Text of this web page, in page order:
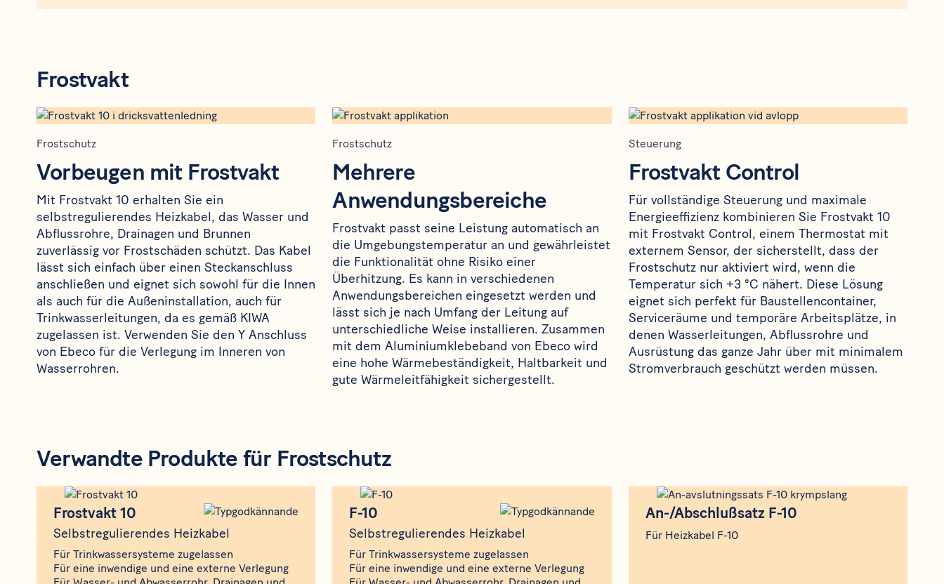
Frostvakt
Frostschutz
Vorbeugen mit Frostvakt
Mit Frostvakt 10 erhalten Sie ein
selbstregulierendes Heizkabel, das Wasser und
Abflussrohre, Drainagen und Brunnen
zuverlässig vor Frostschäden schützt. Das Kabel
lässt sich einfach über einen Steckanschluss
anschließen und eignet sich sowohl für die Innen
als auch für die Außeninstallation, auch für
Trinkwasserleitungen, da es gemäß KIWA
zugelassen ist. Verwenden Sie den Y Anschluss
von Ebeco für die Verlegung im Inneren von
Wasserrohren.
Frostschutz
Mehrere
Anwendungsbereiche
Frostvakt passt seine Leistung automatisch an
die Umgebungstemperatur an und gewährleistet
die Funktionalität ohne Risiko einer
Überhitzung. Es kann in verschiedenen
Anwendungsbereichen eingesetzt werden und
lässt sich je nach Umfang der Leitung auf
unterschiedliche Weise installieren. Zusammen
mit dem Aluminiumklebeband von Ebeco wird
eine hohe Wärmebeständigkeit, Haltbarkeit und
gute Wärmeleitfähigkeit sichergestellt.
Steuerung
Frostvakt Control
Für vollständige Steuerung und maximale
Energieeffizienz kombinieren Sie Frostvakt 10
mit Frostvakt Control, einem Thermostat mit
externem Sensor, der sicherstellt, dass der
Frostschutz nur aktiviert wird, wenn die
Temperatur sich +3 °C nähert. Diese Lösung
eignet sich perfekt für Baustellencontainer,
Serviceräume und temporäre Arbeitsplätze, in
denen Wasserleitungen, Abflussrohre und
Ausrüstung das ganze Jahr über mit minimalem
Stromverbrauch geschützt werden müssen.
Verwandte Produkte für Frostschutz
Produkt
Frostvakt 10
Selbstregulierendes Heizkabel
Für Trinkwassersysteme zugelassen
Für eine inwendige und eine externe Verlegung
Frostvakt 10 Produkt
F-10
Selbstregulierendes Heizkabel
Für Trinkwassersysteme zugelassen
Für eine inwendige und eine externe Verlegung
Produkt
An-/Abschlußsatz F-10
Für Heizkabel F-10
An-/Abschlußsatz F-10